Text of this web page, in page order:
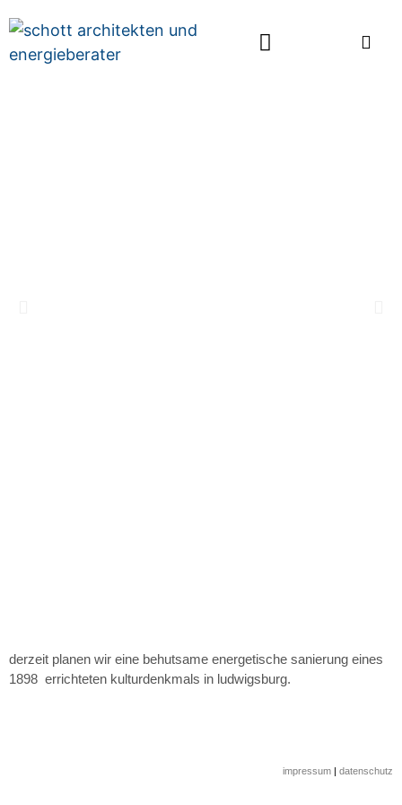
derzeit planen wir eine behutsame energetische sanierung eines
1898 errichteten kulturdenkmals in ludwigsburg.
impressum | datenschutz